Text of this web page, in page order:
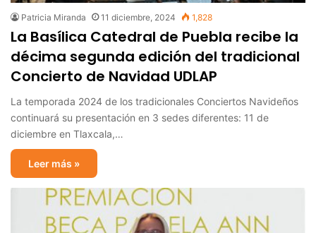
Patricia Miranda 11 diciembre, 2024 1,828
La Basílica Catedral de Puebla recibe la
décima segunda edición del tradicional
Concierto de Navidad UDLAP
La temporada 2024 de los tradicionales Conciertos Navideños
continuará su presentación en 3 sedes diferentes: 11 de
diciembre en Tlaxcala,…
Leer más »